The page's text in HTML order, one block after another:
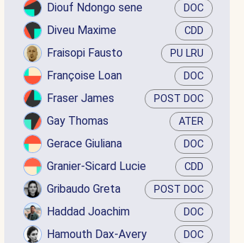
Diouf Ndongo sene DOC
Diveu Maxime CDD
Fraisopi Fausto PU LRU
Françoise Loan DOC
Fraser James POST DOC
Gay Thomas ATER
Gerace Giuliana DOC
Granier-Sicard Lucie CDD
Gribaudo Greta POST DOC
Haddad Joachim DOC
Hamouth Dax-Avery DOC